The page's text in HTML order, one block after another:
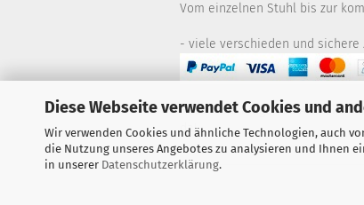
Diese Webseite verwendet Cookies und
Wir verwenden Cookies und ähnliche Technologien, auch
die Nutzung unseres Angebotes zu analysieren und Ihnen
in unserer Datenschutzerklärung.
Vom einzelnen Stuhl bis zur
- viele verschieden und sichere
Haben Sie Fragen zu Artikeln?
da!